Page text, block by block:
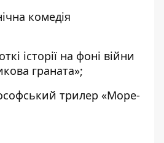
комедія
історії на фоні війни
граната»;
трилер «Море-